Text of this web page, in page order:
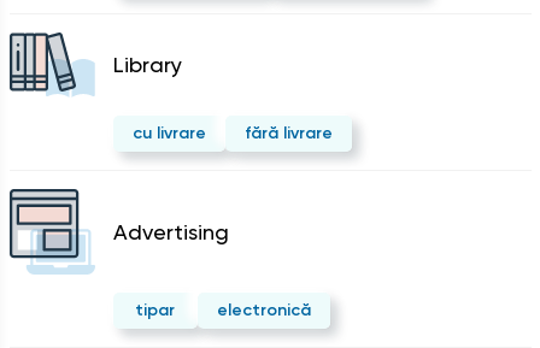
Library
cu livrare fără livrare
Advertising
tipar electronică